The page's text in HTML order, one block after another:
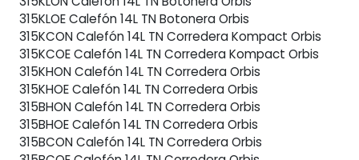
315KLOE Calefón 14L TN Botonera Orbis
315KCON Calefón 14L TN Corredera Kompact Orbis
315KCOE Calefón 14L TN Corredera Kompact Orbis
315KHON Calefón 14L TN Corredera Orbis
315KHOE Calefón 14L TN Corredera Orbis
315BHON Calefón 14L TN Corredera Orbis
315BHOE Calefón 14L TN Corredera Orbis
315BCON Calefón 14L TN Corredera Orbis